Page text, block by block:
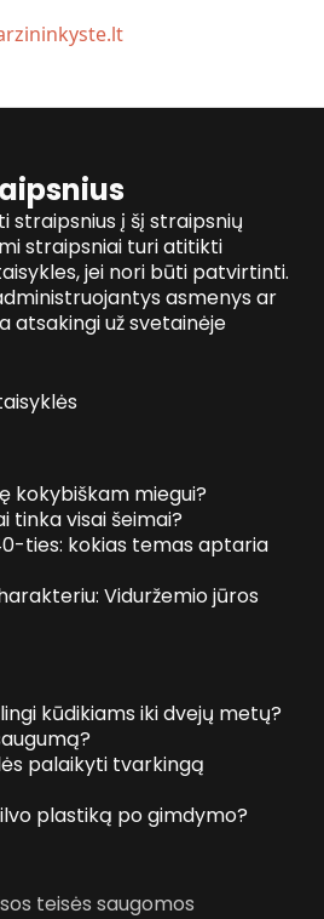
straipsnius į šį straipsnių
straipsniai turi atitikti
jei nori būti patvirtinti.
asmenys ar
atsakingi už svetainėje
kokybiškam miegui?
tinka visai šeimai?
ties: kokias temas aptaria
Viduržemio jūros
kūdikiams iki dvejų metų?
palaikyti tvarkingą
plastiką po gimdymo?
teisės saugomos